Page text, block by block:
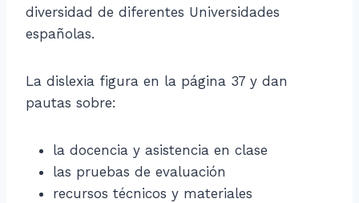
diversidad de diferentes Universidades
españolas.
La dislexia figura en la página 37 y dan
pautas sobre:
la docencia y asistencia en clase
las pruebas de evaluación
recursos técnicos y materiales